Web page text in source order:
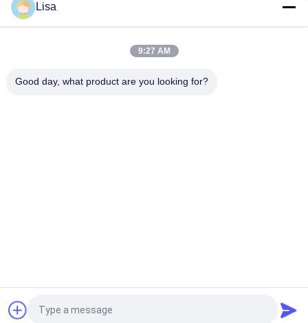
la porcelaine extérieure d'intérieur de 40*80cm couvre de
tuiles la couleur beige de marbre résistante à l'usure
Carrelages extérieurs mats de cuisine de porcelaine
Ciment
Demandez un devis
Lisa
9:27 AM
Good day, what product are you looking for?